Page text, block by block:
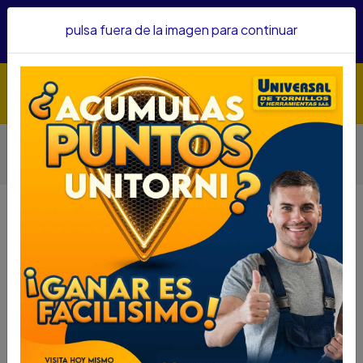
confianza&nbsp;Recibe un KIT PARRILLERO por compras
Inicio Herramientas
Herramienta Eléctrica
Pistolas De Aire Y Calor
MAQUINA SELLADORA DE BOLSA FERTON SLA300FY
MAQUINA SELLADORA DE BOLSA
FERTON SLA300FY
DESCRIPCIÓN
MAQUINA SELLADORA DE BOLSA FERTON
SLA300FY
SKU.....67690013
pulsa fuera de la imagen para continuar